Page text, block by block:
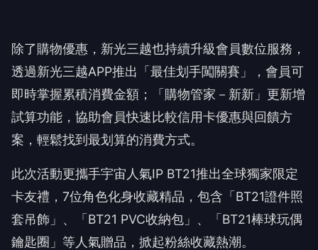
除了購物優惠，新光三越也持續升級會員數位服務，
透過新光三越APP推出「最佳划手闖關賽」，會員可
即時掌握累積消費金額；「購物管家－新新」更新增
試算功能，協助會員快速比較信用卡優惠與回饋方
案，輕鬆找到最划算的消費方式。
此次活動更攜手宇宙人氣IP BT21推出全球獨家限定
卡友禮，7位角色化身收藏精品，包含「BT21證件照
套吊飾」、「BT21 PVC收納包」、「BT21棒球玩偶
鑰匙圈」等人氣贈品，掀起粉絲收藏熱潮。